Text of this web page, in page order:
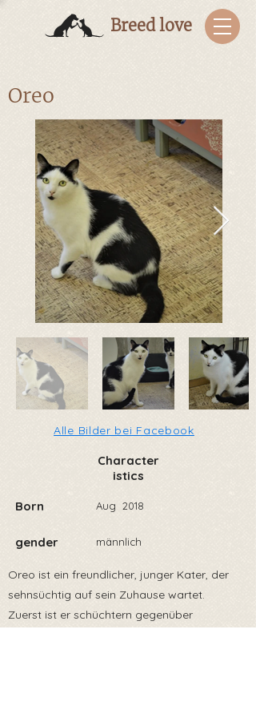
Breed love
Oreo
Alle Bilder bei Facebook
Character
istics
Born
gender
Aug 2018
männlich
Oreo ist ein freundlicher, junger Kater, der
sehnsüchtig auf sein Zuhause wartet.
Zuerst ist er schüchtern gegenüber